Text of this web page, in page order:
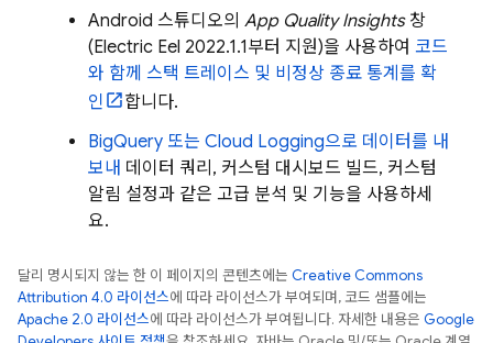
Android 스튜디오의 App Quality Insights창
(Electric Eel 2022.1.1부터 지원)을 사용하여 코드
와 함께 스택 트레이스 및 비정상 종료 통계를 확
인
합니다.
BigQuery 또는 Cloud Logging으로 데이터를 내
보내 데이터 쿼리, 커스텀 대시보드 빌드, 커스텀
알림 설정과 같은 고급 분석 및 기능을 사용하세
요.
달리 명시되지 않는 한 이 페이지의 콘텐츠에는 Creative Commons
Attribution 4.0 라이선스에 따라 라이선스가 부여되며, 코드 샘플에는
Apache 2.0 라이선스에 따라 라이선스가 부여됩니다. 자세한 내용은 Google